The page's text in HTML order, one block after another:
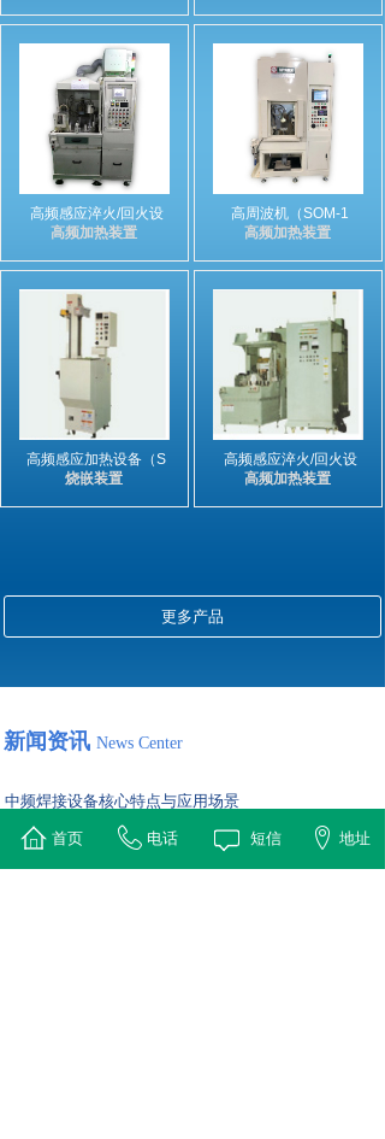
高频感应淬火/回火设
高频加热装置
高周波机（SOM-1
高频加热装置
高频感应加热设备（S
烧嵌装置
高频感应淬火/回火设
高频加热装置
更多产品
新闻资讯 News Center
中频焊接设备核心特点与应用场景
2026-01-04
中频焊接设备是一种利用中频（通常1-10 kHz）感应加热原
理对金属工件进行快速、高效焊接的专用设备。它通过
首页 电话 短信 地址